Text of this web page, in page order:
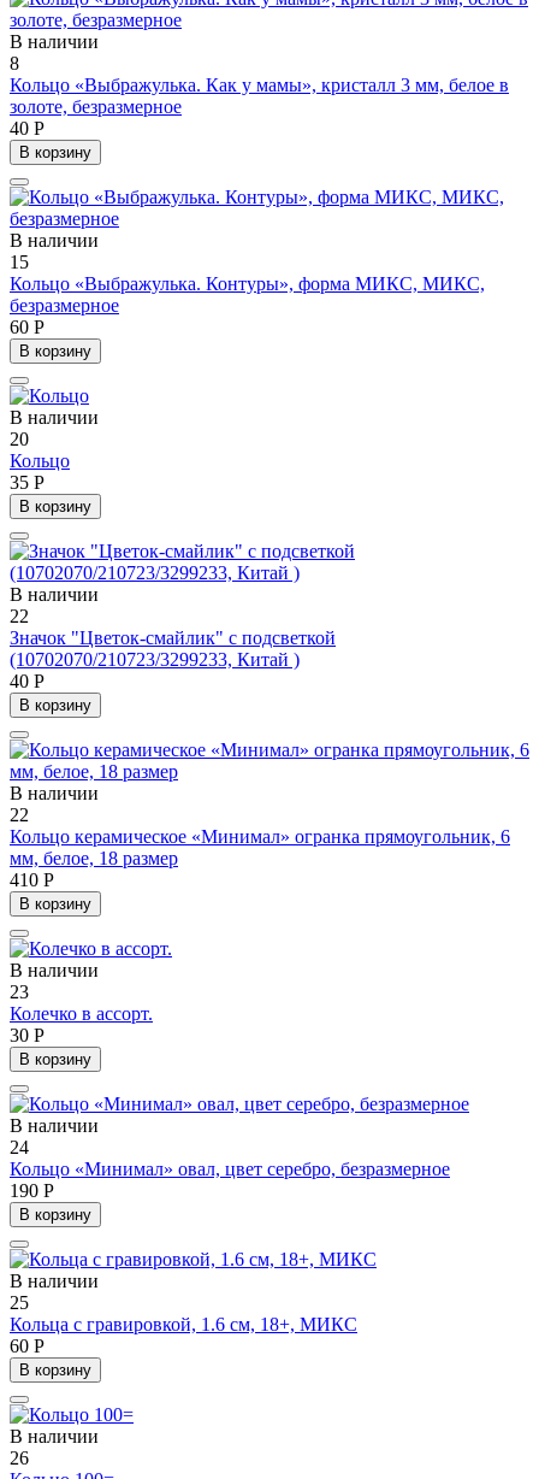
В наличии
8
Кольцо «Выбражулька. Как у мамы», кристалл 3 мм, белое в
золоте, безразмерное
40 Р
В корзину
В наличии
15
Кольцо «Выбражулька. Контуры», форма МИКС, МИКС,
безразмерное
60 Р
В корзину
В наличии
20
Кольцо
35 Р
В корзину
В наличии
22
Значок "Цветок-смайлик" с подсветкой
(10702070/210723/3299233, Китай )
40 Р
В корзину
В наличии
22
Кольцо керамическое «Минимал» огранка прямоугольник, 6
мм, белое, 18 размер
410 Р
В корзину
В наличии
23
Колечко в ассорт.
30 Р
В корзину
В наличии
24
Кольцо «Минимал» овал, цвет серебро, безразмерное
190 Р
В корзину
В наличии
25
Кольца с гравировкой, 1.6 см, 18+, МИКС
60 Р
В корзину
В наличии
26